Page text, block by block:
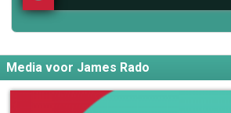
Media voor James Rado